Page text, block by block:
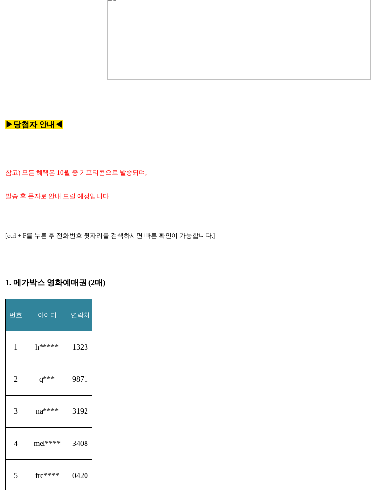
▶당첨자 안내 ◀
참고) 모든 혜택은 10월 중 기프티콘으로 발송되며,
발송 후 문자로 안내 드릴 예정입니다.
[ctrl + F를 누른 후 전화번호 뒷자리를 검색하시면 빠른 확인이 가능합니다.]
1. 메가박스 영화예매권 (2매)
번호 아이디 연락처
1 h***** 1323
2 q*** 9871
3 na**** 3192
4 mel**** 3408
5 fre**** 0420